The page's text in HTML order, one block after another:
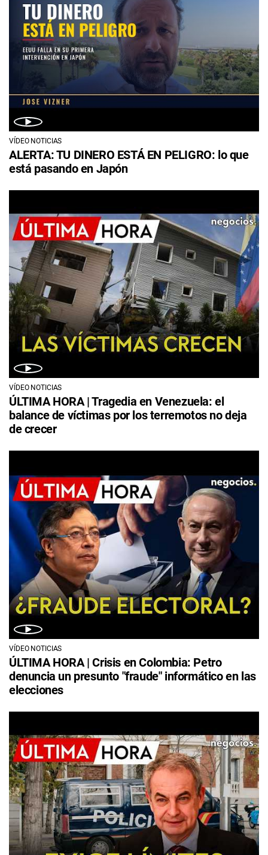
VÍDEO NOTICIAS
ALERTA: TU DINERO ESTÁ EN PELIGRO: lo que
está pasando en Japón
VÍDEO NOTICIAS
ÚLTIMA HORA | Tragedia en Venezuela: el
balance de víctimas por los terremotos no deja
de crecer
VÍDEO NOTICIAS
ÚLTIMA HORA | Crisis en Colombia: Petro
denuncia un presunto "fraude" informático en las
elecciones